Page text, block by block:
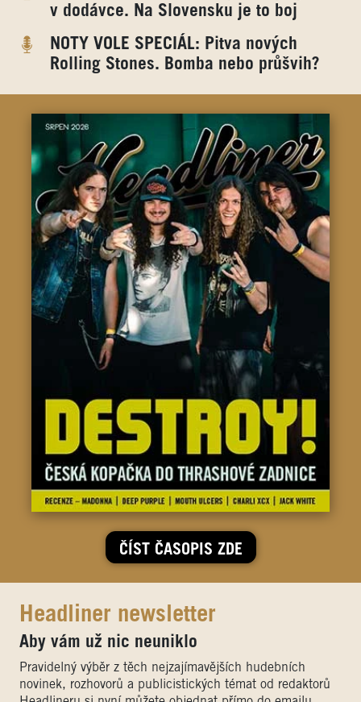
v dodávce. Na Slovensku je to boj
NOTY VOLE SPECIÁL: Pitva nových
Rolling Stones. Bomba nebo průšvih?
ČÍST ČASOPIS ZDE
Headliner newsletter
Aby vám už nic neuniklo
Pravidelný výběr z těch nejzajímavějších hudebních
novinek, rozhovorů a publicistických témat od redaktorů